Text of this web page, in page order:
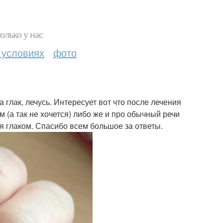
у нас
фото
лечусь. Интересует вот что после лечения
так не хочется) либо же и про обычный речи
глаком. Спасибо всем большое за ответы.